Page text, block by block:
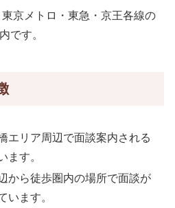
京メトロ・東急・京王各線の
です。
エリア周辺で面談案内される
ます。
から徒歩圏内の場所で面談が
います。